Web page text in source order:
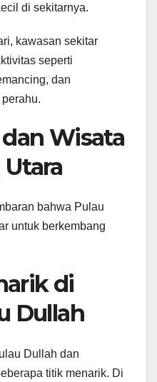
di sekitarnya.
kawasan sekitar
seperti
dan
Wisata
bahwa Pulau
untuk berkembang
di
Dullah
Dullah dan
titik menarik. Di